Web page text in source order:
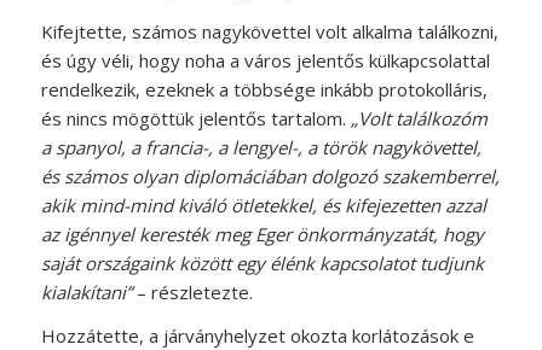
Kifejtette, számos nagykövettel volt alkalma találkozni,
és úgy véli, hogy noha a város jelentős külkapcsolattal
rendelkezik, ezeknek a többsége inkább protokolláris,
és nincs mögöttük jelentős tartalom. „Volt találkozóm
a spanyol, a francia-, a lengyel-, a török nagykövettel,
és számos olyan diplomáciában dolgozó szakemberrel,
akik mind-mind kiváló ötletekkel, és kifejezetten azzal
az igénnyel keresték meg Eger önkormányzatát, hogy
saját országaink között egy élénk kapcsolatot tudjunk
kialakítani”– részletezte.
Hozzátette, a járványhelyzet okozta korlátozások e